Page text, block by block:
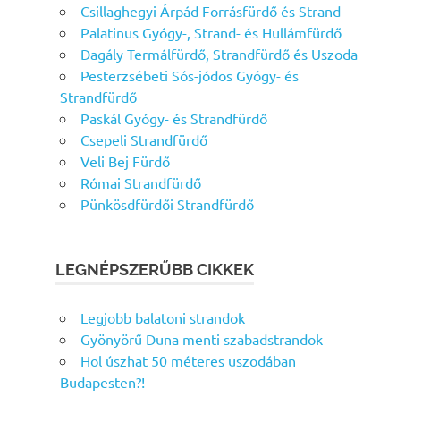
Csillaghegyi Árpád Forrásfürdő és Strand
Palatinus Gyógy-, Strand- és Hullámfürdő
Dagály Termálfürdő, Strandfürdő és Uszoda
Pesterzsébeti Sós-jódos Gyógy- és
Strandfürdő
Paskál Gyógy- és Strandfürdő
Csepeli Strandfürdő
Veli Bej Fürdő
Római Strandfürdő
Pünkösdfürdői Strandfürdő
LEGNÉPSZERŰBB CIKKEK
Legjobb balatoni strandok
Gyönyörű Duna menti szabadstrandok
Hol úszhat 50 méteres uszodában
Budapesten?!